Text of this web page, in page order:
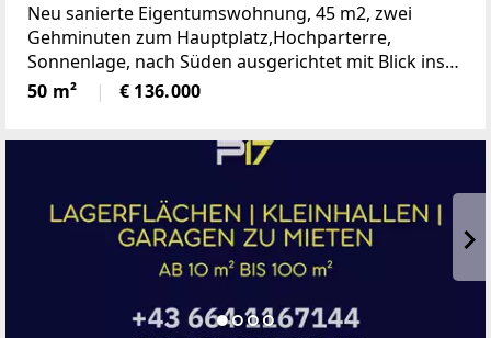
Neu sanierte Eigentumswohnung, 45 m2, zwei
Gehminuten zum Hauptplatz,Hochparterre,
Sonnenlage, nach Süden ausgerichtet mit Blick ins
Grüne, mangelangt über nur 4 Stufen in die
Wohnung, Kindergarten, Volksschule,Mittelschule,
50 m² € 136.000